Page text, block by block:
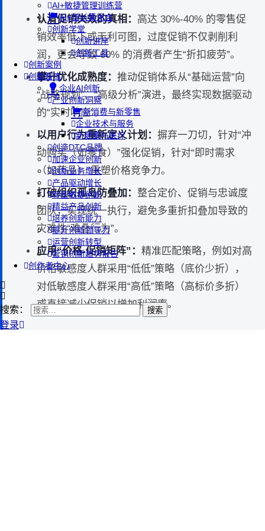
AI+敏捷管理训练营
AI+增长集思会
创新学堂
创新讲座
创新工具
创新案例
创新智库
企业AI创新
产业创新洞察
新消费与新零售
企业技术与服务
新健康与医疗
创造DTC品牌
加速企业创新
创新业务增长
产品驱动增长
转型敏捷组织
精益产品创新
培养创新能力
提升创新领导力
运营创新转型
营销创新趋势报告
创作者中心
搜索：
登录
认清促销失效的真相： 高达 30%-40% 的零售促
销效率低下或无利可图，过度促销不仅剥削利
润，更会导致 60% 的消费者产生“折扣疲劳”。
攀升优化成熟度： 推动促销体系从“基础运营”向
“战略规划”、“高级分析”演进，最终实现数据驱动
的“实时响应”。
以用户行为重新定义计划： 摒弃一刀切，针对“冲
动购买（如零食）”强化促销，针对“即时需求
（如药品）”重塑价格竞争力。
打破组织孤岛防叠加： 整合定价、促销与忠诚度
团队，实现统一执行，避免多重折扣叠加导致的
灾难性“难叠行为”。
应用“价格-促销矩阵”： 精准匹配策略，例如对高
价格敏感度人群采用“低低”策略（底价少折），
对低敏感度人群采用“高低”策略（高标价多折）
或直接减少促销以增加利润率。